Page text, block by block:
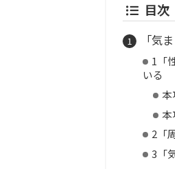
目次
「気
1「
いる
本
本
2「
3「